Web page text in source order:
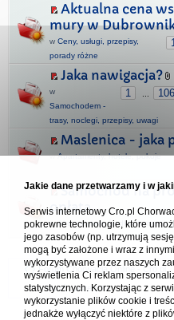
Aktualna cena
mury w
1
w Ceny, usługi, przepisy,
porady różne
Jaka nawigacja?
1 106
w
Samochodem -
trasy, noclegi, przepisy, uwagi
Maslenica - jaka
wApartamenty, hotele, pokoje
Samochód na
opłata.
wAlternatywne środki lokomocji
Forum Chorwacja Online - Cro.pl
Usuń ciasteczka• Strefa
Jakie dane przetwarzamy i w
Serwis internetowy Cro.pl
pokrewne technologie, które
jego zasobów (np. utrzymują
mogą być założone i wraz z
wykorzystywane przez naszych
wyświetlenia Ci reklam
statystycznych. Korzystając z
wykorzystanie plików cookie i
jednakże wyłączyć niektóre z